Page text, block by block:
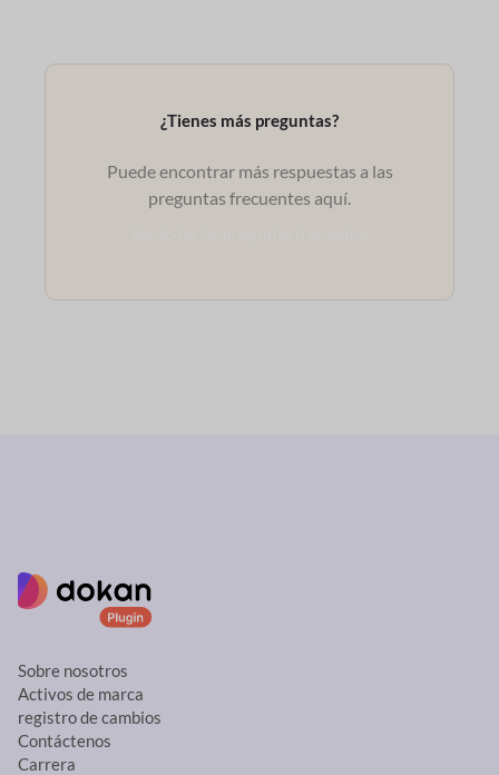
¿Tienes más preguntas?
Puede encontrar más respuestas a las
preguntas frecuentes aquí.
Sobre nosotros
Activos de marca
registro de cambios
Contáctenos
Carrera